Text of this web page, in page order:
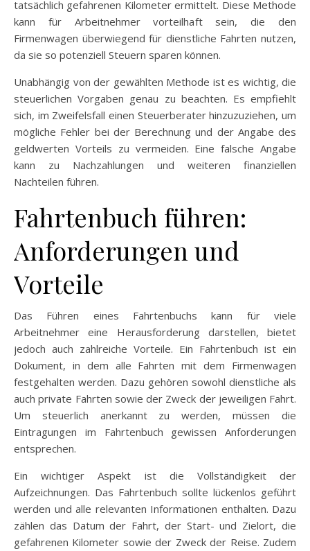
tatsächlich gefahrenen Kilometer ermittelt. Diese Methode
kann für Arbeitnehmer vorteilhaft sein, die den
Firmenwagen überwiegend für dienstliche Fahrten nutzen,
da sie so potenziell Steuern sparen können.
Unabhängig von der gewählten Methode ist es wichtig, die
steuerlichen Vorgaben genau zu beachten. Es empfiehlt
sich, im Zweifelsfall einen Steuerberater hinzuzuziehen, um
mögliche Fehler bei der Berechnung und der Angabe des
geldwerten Vorteils zu vermeiden. Eine falsche Angabe
kann zu Nachzahlungen und weiteren finanziellen
Nachteilen führen.
Fahrtenbuch führen:
Anforderungen und
Vorteile
Das Führen eines Fahrtenbuchs kann für viele
Arbeitnehmer eine Herausforderung darstellen, bietet
jedoch auch zahlreiche Vorteile. Ein Fahrtenbuch ist ein
Dokument, in dem alle Fahrten mit dem Firmenwagen
festgehalten werden. Dazu gehören sowohl dienstliche als
auch private Fahrten sowie der Zweck der jeweiligen Fahrt.
Um steuerlich anerkannt zu werden, müssen die
Eintragungen im Fahrtenbuch gewissen Anforderungen
entsprechen.
Ein wichtiger Aspekt ist die Vollständigkeit der
Aufzeichnungen. Das Fahrtenbuch sollte lückenlos geführt
werden und alle relevanten Informationen enthalten. Dazu
zählen das Datum der Fahrt, der Start- und Zielort, die
gefahrenen Kilometer sowie der Zweck der Reise. Zudem